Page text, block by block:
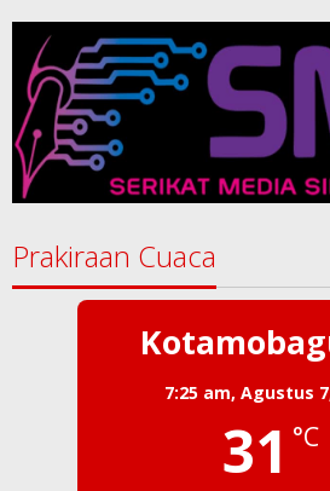
Prakiraan Cuaca
7:25 am, Agustus
31 °C